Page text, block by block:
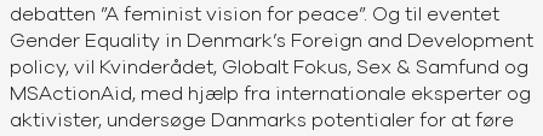
debatten ”A feminist vision for peace”. Og til eventet
Gender Equality in Denmark’s Foreign and Development
policy, vil Kvinderådet, Globalt Fokus, Sex & Samfund og
MSActionAid, med hjælp fra internationale eksperter og
aktivister, undersøge Danmarks potentialer for at føre